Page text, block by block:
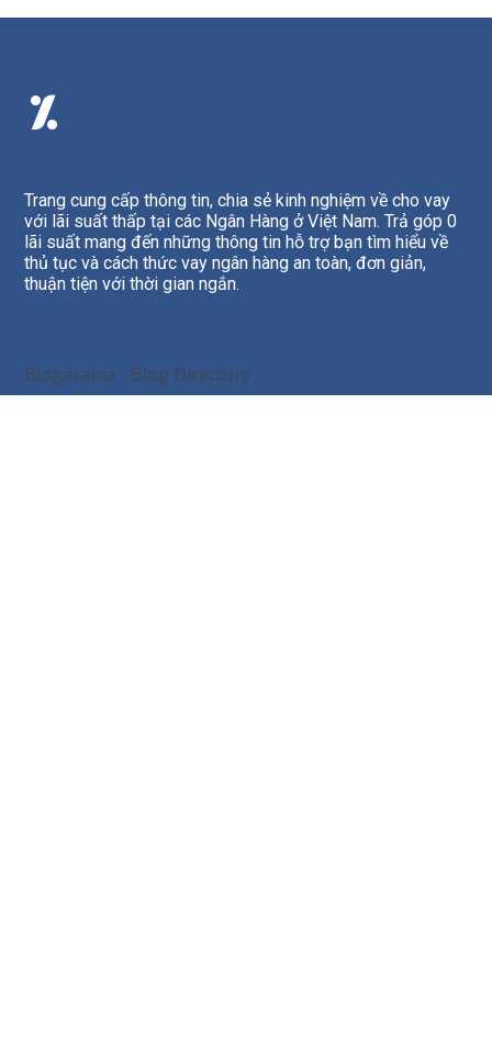
Trang cung cấp thông tin, chia sẻ kinh nghiệm về cho vay
với lãi suất thấp tại các Ngân Hàng ở Việt Nam. Trả góp 0
lãi suất mang đến những thông tin hỗ trợ bạn tìm hiểu về
thủ tục và cách thức vay ngân hàng an toàn, đơn giản,
thuận tiện với thời gian ngắn.
Blogarama - Blog Directory